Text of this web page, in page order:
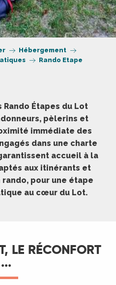
Hébergement
Rando Etape
Étapes du Lot
pèlerins et
immédiate des
dans une charte
accueil à la
aux itinérants et
pour une étape
au cœur du Lot.
LE RÉCONFORT
...